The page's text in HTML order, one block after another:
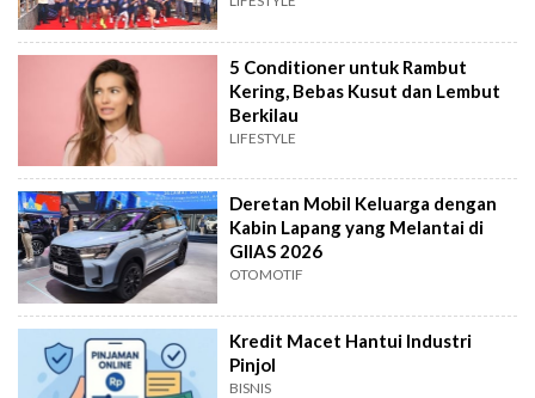
5 Conditioner untuk Rambut
Kering, Bebas Kusut dan Lembut
Berkilau
LIFESTYLE
Deretan Mobil Keluarga dengan
Kabin Lapang yang Melantai di
GIIAS 2026
OTOMOTIF
Kredit Macet Hantui Industri
Pinjol
BISNIS